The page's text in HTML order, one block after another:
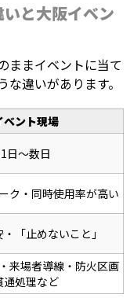
と大阪イベン
ままイベントに当て
違いがあります。
ベント現場
1日〜数日
ク・同時使用率が高い
「止めないこと」
来場者導線・防火区画
通処理など